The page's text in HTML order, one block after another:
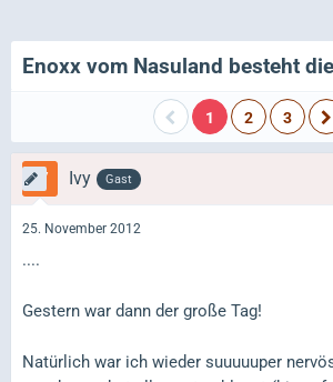
Enoxx vom Nasuland besteht
1 2 3
Ivy Gast
25. November 2012
....
Gestern war dann der große Tag!
Natürlich war ich wieder suuuuuper